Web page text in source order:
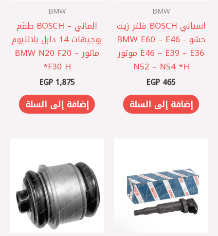
BMW
اسباني BOSCH فلتر زيت
حشو BMW E60 – E46 -
E46 – E39 – E36 موتور
N52 – N54 *H
EGP 465
إضافة إلى السلة
BMW
الماني – BOSCH طقم
بوجيهات 14 دابل بلاتنيوم
ماتور BMW N20 F20 –
F30 H*
EGP1,875
إضافة إلى السلة